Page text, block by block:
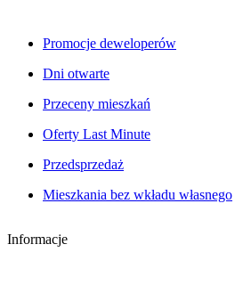
Promocje deweloperów
Dni otwarte
Przeceny mieszkań
Oferty Last Minute
Przedsprzedaż
Mieszkania bez wkładu własnego
Informacje